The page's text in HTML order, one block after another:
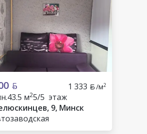
1 333 /м2
43.5 м25/5 этаж
9, Минск